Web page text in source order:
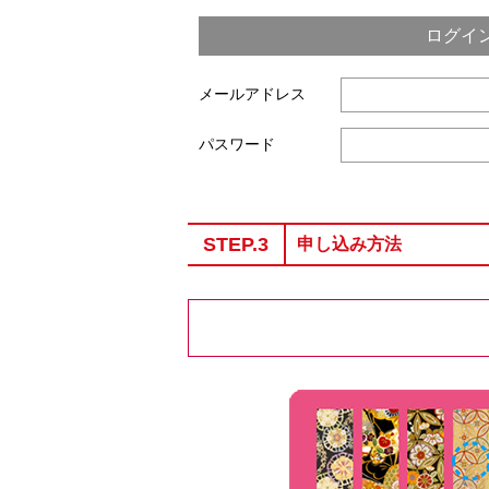
ログイ
メールアドレス
パスワード
STEP.3 申し込み方法